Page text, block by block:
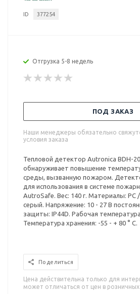
ID 377254
Отгрузка 5-8 недель
ПОД ЗАКАЗ
Наши менеджеры обязательно
условия заказа
Тепловой детектор Autronica BDH-
обнаруживает повышение
среды, вызванную пожаром.
для использования в системе
AutroSafe. Вес: 140 г. Материалы: PC
серый. Напряжение: 10 - 27 В
защиты: IP44D. Рабочая
Температура хранения: -55 - + 80 ° C.
Поделиться
Цена действительна только для
может отличаться от цен в розничных